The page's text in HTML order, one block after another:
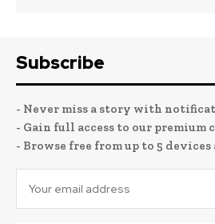
Subscribe
- Never miss a story with
- Gain full access to our premium
- Browse free from up to 5 devices